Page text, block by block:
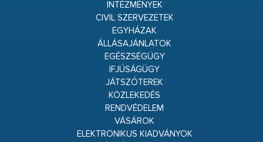
INTÉZMÉNYEK
CIVIL SZERVEZETEK
EGYHÁZAK
ÁLLÁSAJÁNLATOK
EGÉSZSÉGÜGY
IFJÚSÁGÜGY
JÁTSZÓTEREK
KÖZLEKEDÉS
RENDVÉDELEM
VÁSÁROK
ELEKTRONIKUS KIADVÁNYOK